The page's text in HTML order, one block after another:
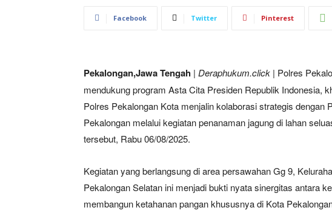
Facebook Twitter Pinterest
Pekalongan,Jawa Tengah | Deraphukum.click | Polres
mendukung program Asta Cita Presiden Republik Indonesia,
Polres Pekalongan Kota menjalin kolaborasi strategis dengan
Pekalongan melalui kegiatan penanaman jagung di lahan
tersebut, Rabu 06/08/2025.
Kegiatan yang berlangsung di area persawahan Gg 9,
Pekalongan Selatan ini menjadi bukti nyata sinergitas antara
membangun ketahanan pangan khususnya di Kota